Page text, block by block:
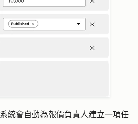
統會自動為報價負責人建立一項任